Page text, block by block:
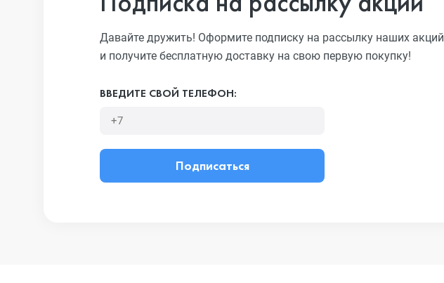
Давайте дружить! Оформите подписку на рассылку наших акций
и получите бесплатную доставку на свою первую покупку!
ВВЕДИТЕ СВОЙ ТЕЛЕФОН:
Подписаться